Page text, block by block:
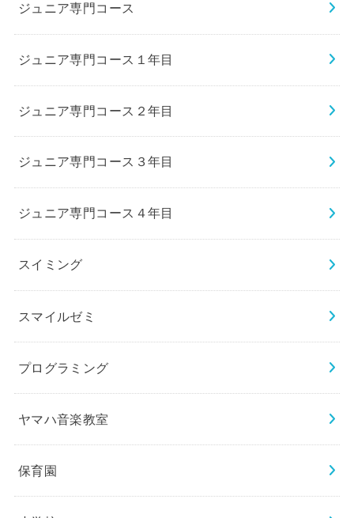
ジュニア専門コース
ジュニア専門コース１年目
ジュニア専門コース２年目
ジュニア専門コース３年目
ジュニア専門コース４年目
スイミング
スマイルゼミ
プログラミング
ヤマハ音楽教室
保育園